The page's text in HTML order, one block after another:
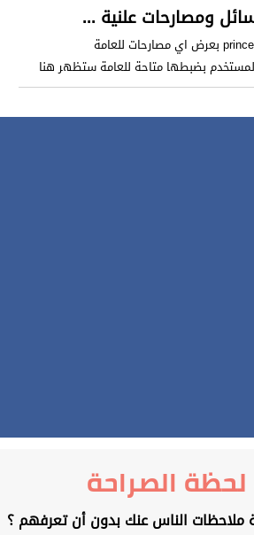
ومصارحات علنية ...
بضبطها متاحة للعامة ستظهر هنا
لحظة الصراحة
الناس عنك بدون أن تعرفهم ؟